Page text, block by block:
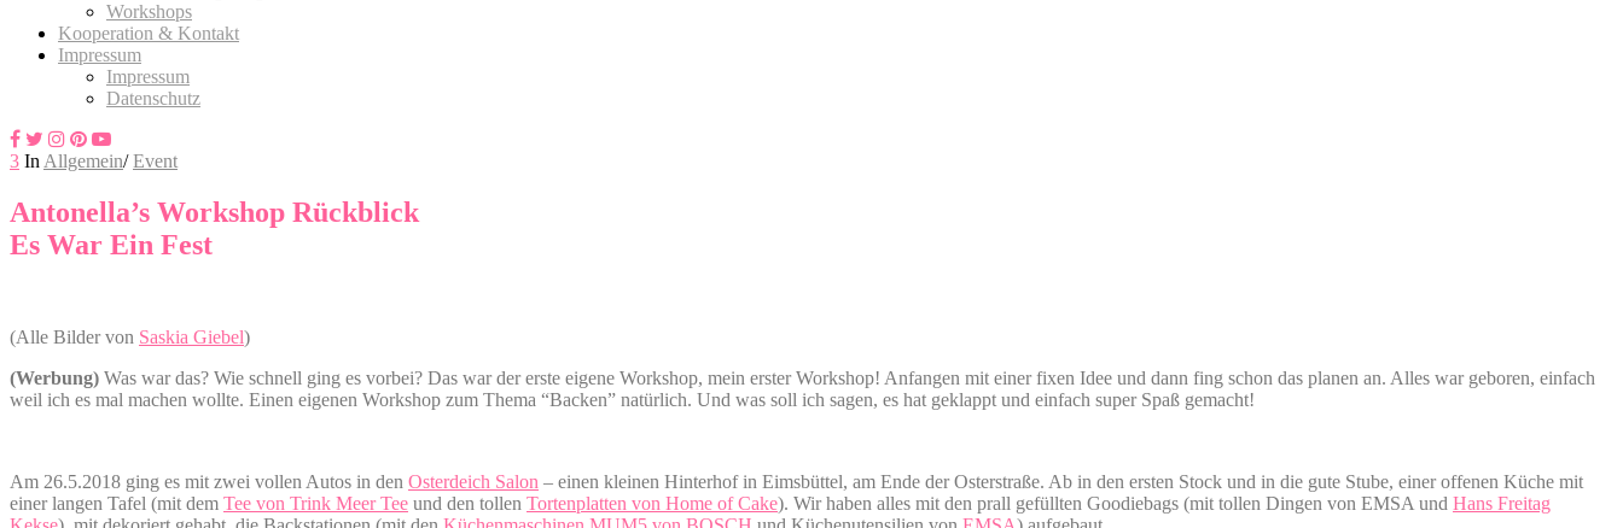
Workshops
Kooperation & Kontakt
Impressum
Impressum
Datenschutz
3 In Allgemein/ Event
Antonella’s Workshop Rückblick
Es War Ein Fest
(Alle Bilder von Saskia Giebel)
(Werbung) Was war das? Wie schnell ging es vorbei? Das war der erste eigene Workshop, mein erster Workshop! Anfangen mit einer fixen Idee und dann fing schon das planen an. Alles war geboren, einfach
weil ich es mal machen wollte. Einen eigenen Workshop zum Thema “Backen” natürlich. Und was soll ich sagen, es hat geklappt und einfach super Spaß gemacht!
Am 26.5.2018 ging es mit zwei vollen Autos in den Osterdeich Salon – einen kleinen Hinterhof in Eimsbüttel, am Ende der Osterstraße. Ab in den ersten Stock und in die gute Stube, einer offenen Küche mit
einer langen Tafel (mit dem Tee von Trink Meer Tee und den tollen Tortenplatten von Home of Cake). Wir haben alles mit den prall gefüllten Goodiebags (mit tollen Dingen von EMSA und Hans Freitag